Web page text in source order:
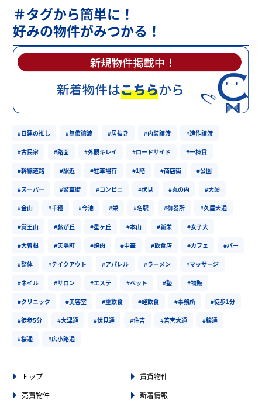
＃タグから簡単に！
好みの物件がみつかる！
#日建の推し #無償譲渡 #居抜き #内装譲渡 #造作譲渡
#古民家 #路面 #外観キレイ #ロードサイド #一棟貸
#幹線道路 #駅近 #駐車場有 #1階 #商店街 #公園
#スーパー #繁華街 #コンビニ #伏見 #丸の内 #大須
#金山 #千種 #今池 #栄 #名駅 #御器所 #久屋大通
#覚王山 #藤が丘 #星ヶ丘 #本山 #新栄 #女子大
#大曽根 #矢場町 #焼肉 #中華 #飲食店 #カフェ #バー
#整体 #テイクアウト #アパレル #ラーメン #マッサージ
#ネイル #サロン #エステ #ペット #塾 #物販
#クリニック #美容室 #重飲食 #軽飲食 #事務所 #徒歩1分
#徒歩5分 #大津通 #伏見通 #住吉 #若宮大通 #錦通
#桜通 #広小路通
トップ
賃貸物件
売買物件
新着情報